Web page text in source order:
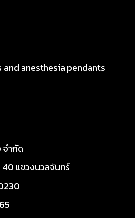
anesthesia pendants
จำกัด
40 แขวงนวลจันทร์